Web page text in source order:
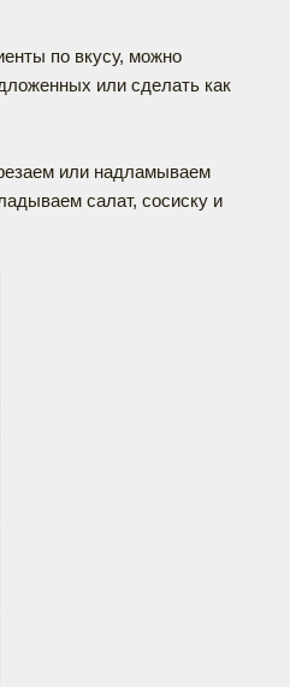
по вкусу, можно
или сделать как
или надламываем
салат, сосиску и